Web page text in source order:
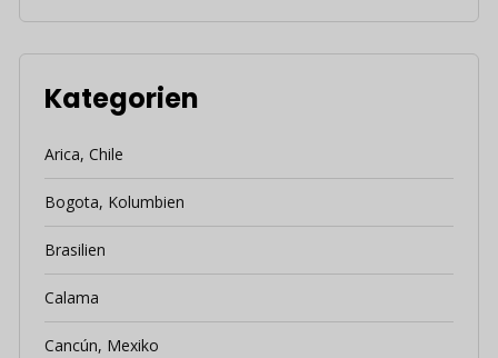
Kategorien
Arica, Chile
Bogota, Kolumbien
Brasilien
Calama
Cancún, Mexiko